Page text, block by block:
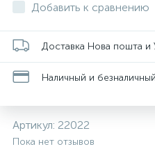
Добавить к сравнению
Доставка Нова пошта и
Наличный и
Артикул: 22022
Пока нет отзывов